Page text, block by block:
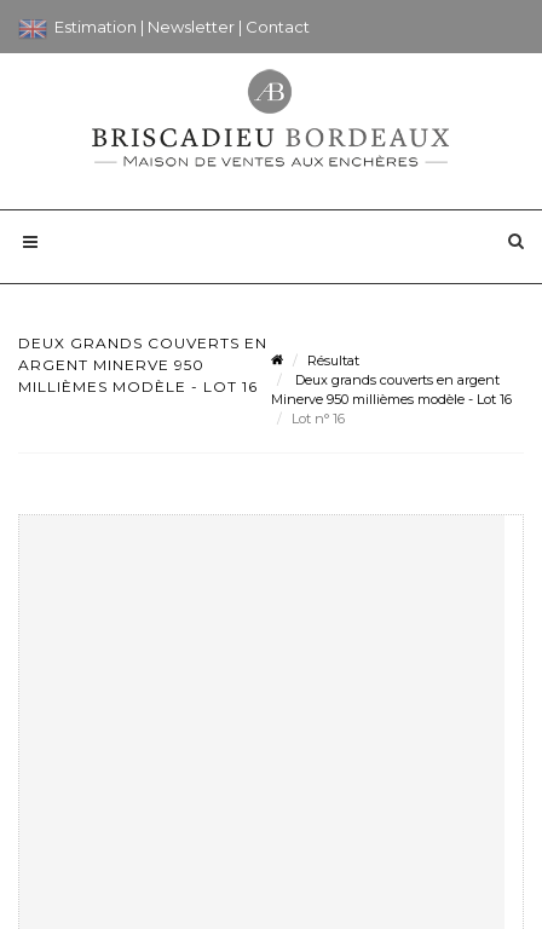
Estimation | Newsletter | Contact
DEUX GRANDS COUVERTS EN
ARGENT MINERVE 950
MILLIÈMES MODÈLE - LOT 16
Résultat
Deux grands couverts en argent
Minerve 950 millièmes modèle - Lot 16
Lot n° 16